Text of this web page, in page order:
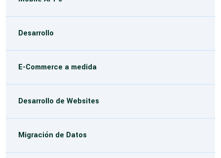
Desarrollo
E-Commerce a medida
Desarrollo de Websites
Migración de Datos